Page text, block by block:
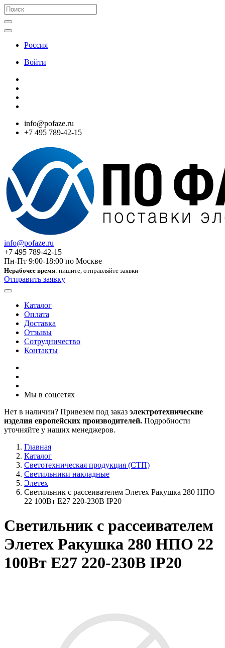
Россия
Войти
info@pofaze.ru
+7 495 789-42-15
info@pofaze.ru
+7 495 789-42-15
Пн-Пт 9:00-18:00 по Москве
Нерабочее время: пишите, отправляйте заявки
Отправить заявку
Каталог
Оплата
Доставка
Отзывы
Сотрудничество
Контакты
Мы в соцсетях
Нет в наличии? Привезем под заказ электротехнические
изделия европейских производителей. Подробности
уточняйте у наших менеджеров.
Главная
Каталог
Светотехническая продукция (СТП)
Светильники накладные
Элетех
Светильник с рассеивателем Элетех Ракушка 280 НПО
22 100Вт E27 220-230В IP20
Светильник с рассеивателем
Элетех Ракушка 280 НПО 22
100Вт E27 220-230В IP20